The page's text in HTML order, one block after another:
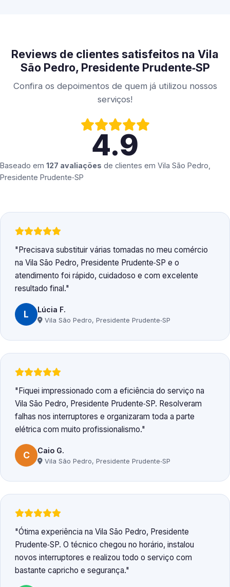
Reviews de clientes satisfeitos na Vila
São Pedro, Presidente Prudente‑SP
Confira os depoimentos de quem já utilizou nossos
serviços!
4.9
Baseado em 127 avaliações de clientes em Vila São Pedro,
Presidente Prudente‑SP
Precisava substituir várias tomadas no meu comércio
na Vila São Pedro, Presidente Prudente‑SP e o
atendimento foi rápido, cuidadoso e com excelente
resultado final.
L Lúcia F.
Vila São Pedro, Presidente Prudente‑SP
Fiquei impressionado com a eficiência do serviço na
Vila São Pedro, Presidente Prudente‑SP. Resolveram
falhas nos interruptores e organizaram toda a parte
elétrica com muito profissionalismo.
C Caio G.
Vila São Pedro, Presidente Prudente‑SP
Ótima experiência na Vila São Pedro, Presidente
Prudente‑SP. O técnico chegou no horário, instalou
novos interruptores e realizou todo o serviço com
bastante capricho e segurança.